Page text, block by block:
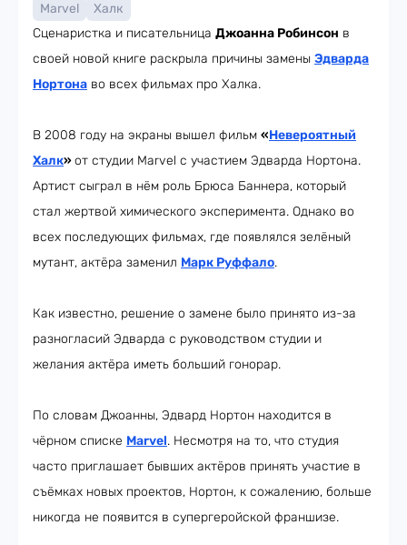
Marvel
Халк
Сценаристка и писательница Джоанна Робинсон в
своей новой книге раскрыла причины замены Эдварда
Нортона во всех фильмах про Халка.
В 2008 году на экраны вышел фильм «Невероятный
Халк»от студии Marvel с участием Эдварда Нортона.
Артист сыграл в нём роль Брюса Баннера, который
стал жертвой химического эксперимента. Однако во
всех последующих фильмах, где появлялся зелёный
мутант, актёра заменил Марк Руффало.
Как известно, решение о замене было принято из-за
разногласий Эдварда с руководством студии и
желания актёра иметь больший гонорар.
По словам Джоанны, Эдвард Нортон находится в
чёрном списке Marvel. Несмотря на то, что студия
часто приглашает бывших актёров принять участие в
съёмках новых проектов, Нортон, к сожалению, больше
никогда не появится в супергеройской франшизе.